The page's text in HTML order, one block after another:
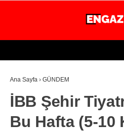
GÜNDEM
EKONOMİ
DÜNYA
Ana Sayfa › GÜNDEM
İBB Şehir
Bu Hafta (5‑10